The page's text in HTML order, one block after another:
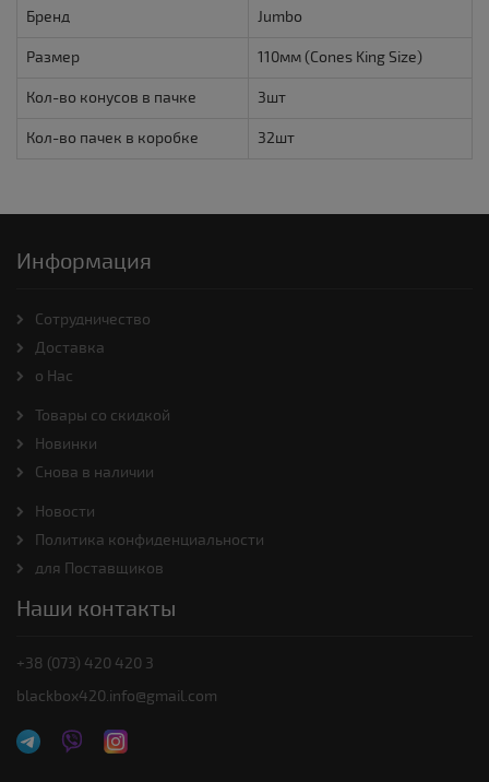
Бренд Jumbo
Размер 110мм (Cones King Size)
Кол-во конусов в пачке 3шт
Кол-во пачек в коробке 32шт
Информация
Cотрудничество
Доставка
о Нас
Товары со скидкой
Новинки
Снова в наличии
Новости
Политика конфиденциальности
для Поставщиков
Наши контакты
+38 (073) 420 420 3
blackbox420.info@gmail.com